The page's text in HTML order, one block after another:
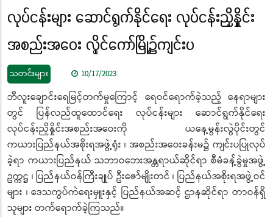
လုပ်ငန်းများ ဆောင်ရွက်နိုင်ရေး လုပ်ငန်းညှိနှိုင်း
အစည်းအဝေး လွိုင်ကော်မြို့၌ကျင်းပ
သတင်းများ 10/17/2023
ဘီလူးချောင်းရေမြင့်တက်မှုကြောင့် ရေဝင်ရောက်ခဲ့သည့် နေရာများ
တွင် ပြန်လည်ထူထောင်ရေး လုပ်ငန်းများ ဆောင်ရွက်နိုင်ရေး
လုပ်ငန်းညှိနှိုင်းအစည်းအဝေးကို ယနေ့မွန်းလွဲပိုင်းတွင်
ကယားပြည်နယ်အစိုးရအဖွဲ့ရုံး ၊ အစည်းအဝေးခန်းမ၌ ကျင်းပပြုလုပ်
ခဲ့ရာ ကယားပြည်နယ် သဘာဝဘေးအန္တရာယ်ဆိုင်ရာ စီမံခန့်ခွဲမှုအဖွဲ့
ဥက္ကဋ္ဌ ၊ ပြည်နယ်ဝန်ကြီးချုပ် ဦးဇော်မျိုးတင် ၊ ပြည်နယ်အစိုးရအဖွဲ့ဝင်
များ ၊ ဒေသကွပ်ကဲရေးမှူးနှင့် ပြည်နယ်အဆင့် ဌာနဆိုင်ရာ တာဝန်ရှိ
သူများ တက်ရောက်ခဲ့ကြသည်။